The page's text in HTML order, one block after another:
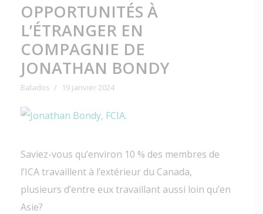
OPPORTUNITÉS À
L’ÉTRANGER EN
COMPAGNIE DE
JONATHAN BONDY
Balados 19 janvier 2024
Saviez-vous qu’environ 10 % des membres de
l’ICA travaillent à l’extérieur du Canada,
plusieurs d’entre eux travaillant aussi loin qu’en
Asie?